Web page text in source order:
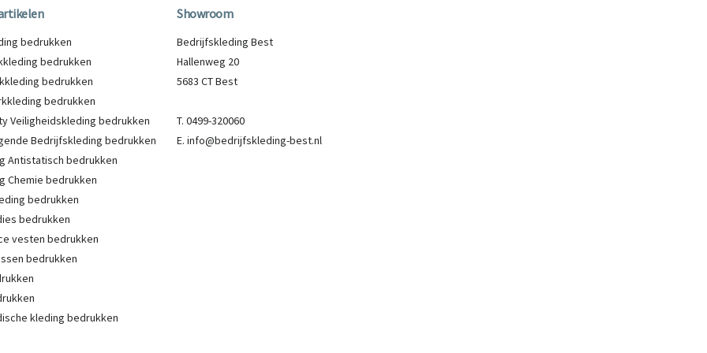
bedrukken
bedrukken
bedrukken
bedrukken
Veiligheidskleding bedrukken
Bedrijfskleding bedrukken
Antistatisch bedrukken
Chemie bedrukken
bedrukken
bedrukken
vesten bedrukken
bedrukken
kleding bedrukken
Showroom
Bedrijfskleding Best
Hallenweg 20
5683 CT Best
T. 0499-320060
E. info@bedrijfskleding-best.nl